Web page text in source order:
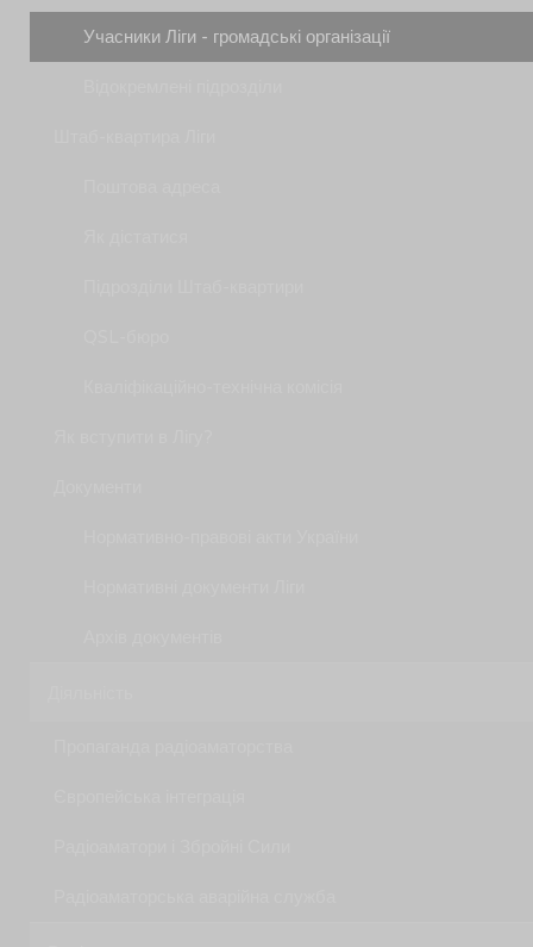
Учасники Ліги - громадські організації